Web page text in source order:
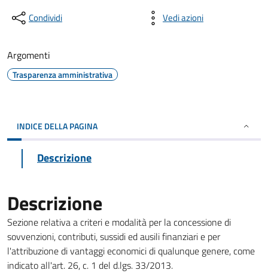
Condividi Vedi azioni
Argomenti
Trasparenza amministrativa
INDICE DELLA PAGINA
Descrizione
Descrizione
Sezione relativa a criteri e modalità per la concessione di
sovvenzioni, contributi, sussidi ed ausili finanziari e per
l'attribuzione di vantaggi economici di qualunque genere, come
indicato all'art. 26, c. 1 del d.lgs. 33/2013.